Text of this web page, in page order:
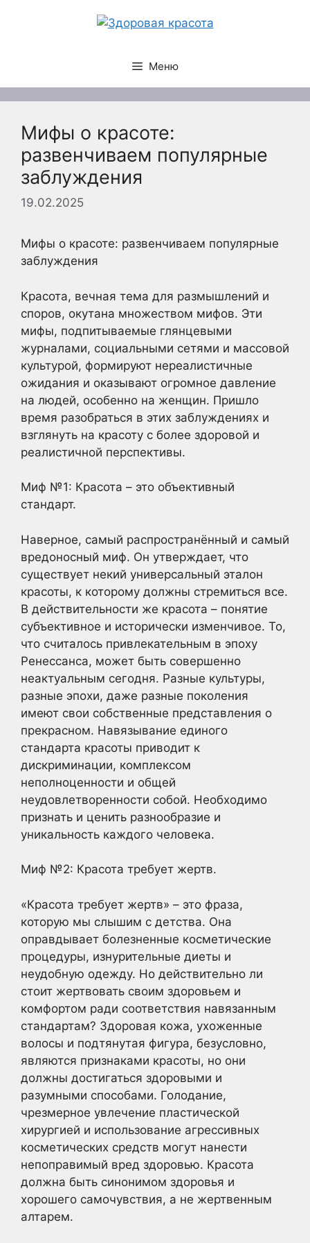
Меню
Мифы о красоте:
развенчиваем популярные
заблуждения
19.02.2025
Мифы о красоте: развенчиваем популярные
заблуждения
Красота, вечная тема для размышлений и
споров, окутана множеством мифов. Эти
мифы, подпитываемые глянцевыми
журналами, социальными сетями и массовой
культурой, формируют нереалистичные
ожидания и оказывают огромное давление
на людей, особенно на женщин. Пришло
время разобраться в этих заблуждениях и
взглянуть на красоту с более здоровой и
реалистичной перспективы.
Миф №1: Красота – это объективный
стандарт.
Наверное, самый распространённый и самый
вредоносный миф. Он утверждает, что
существует некий универсальный эталон
красоты, к которому должны стремиться все.
В действительности же красота – понятие
субъективное и исторически изменчивое. То,
что считалось привлекательным в эпоху
Ренессанса, может быть совершенно
неактуальным сегодня. Разные культуры,
разные эпохи, даже разные поколения
имеют свои собственные представления о
прекрасном. Навязывание единого
стандарта красоты приводит к
дискриминации, комплексом
неполноценности и общей
неудовлетворенности собой. Необходимо
признать и ценить разнообразие и
уникальность каждого человека.
Миф №2: Красота требует жертв.
«Красота требует жертв» – это фраза,
которую мы слышим с детства. Она
оправдывает болезненные косметические
процедуры, изнурительные диеты и
неудобную одежду. Но действительно ли
стоит жертвовать своим здоровьем и
комфортом ради соответствия навязанным
стандартам? Здоровая кожа, ухоженные
волосы и подтянутая фигура, безусловно,
являются признаками красоты, но они
должны достигаться здоровыми и
разумными способами. Голодание,
чрезмерное увлечение пластической
хирургией и использование агрессивных
косметических средств могут нанести
непоправимый вред здоровью. Красота
должна быть синонимом здоровья и
хорошего самочувствия, а не жертвенным
алтарем.